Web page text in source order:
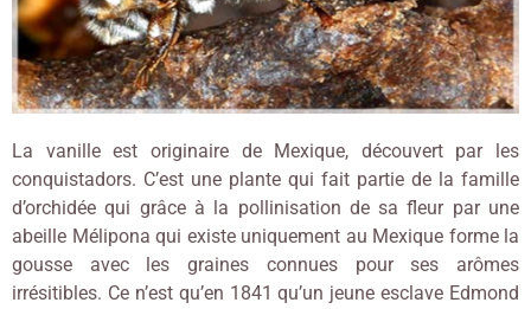
La vanille est originaire de Mexique, découvert par les
conquistadors. C’est une plante qui fait partie de la famille
d’orchidée qui grâce à la pollinisation de sa fleur par une
abeille Mélipona qui existe uniquement au Mexique forme la
gousse avec les graines connues pour ses arômes
irrésitibles. Ce n’est qu’en 1841 qu’un jeune esclave Edmond